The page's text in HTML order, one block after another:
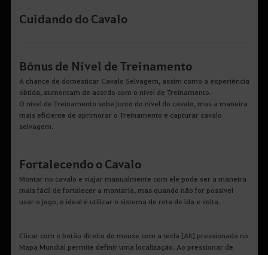
Cuidando do Cavalo
Bônus de Nível de Treinamento
A chance de domesticar Cavalo Selvagem, assim como a experiência
obtida, aumentam de acordo com o nível de Treinamento.
O nível de Treinamento sobe junto do nível do cavalo, mas a maneira
mais eficiente de aprimorar o Treinamento é capturar cavalo
selvagem.
Fortalecendo o Cavalo
Montar no cavalo e viajar manualmente com ele pode ser a maneira
mais fácil de fortalecer a montaria, mas quando não for possível
usar o jogo, o ideal é utilizar o sistema de rota de ida e volta.
Clicar com o botão direito do mouse com a tecla [Alt] pressionada no
Mapa Mundial permite definir uma localização. Ao pressionar de